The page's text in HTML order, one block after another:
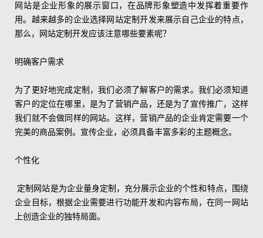
网站是企业形象的展示窗口，在品牌形象塑造中发挥着重要作
用。越来越多的企业选择网站定制开发来展示自己企业的特点，
那么，网站定制开发应该注意哪些要素呢？
明确客户需求
为了更好地完成定制，我们必须了解客户的需求。我们必须知道
客户的定位在哪里，是为了营销产品，还是为了宣传推广，这样
我们就不会做同样的网站。这样，营销产品的企业肯定需要一个
完美的商品案例。宣传企业，必须具备丰富多彩的主题概念。
个性化
定制网站是为企业量身定制，充分展示企业的个性和特点，围绕
企业目标，根据企业需要进行功能开发和内容布局，在同一网站
上创造企业的独特局面。